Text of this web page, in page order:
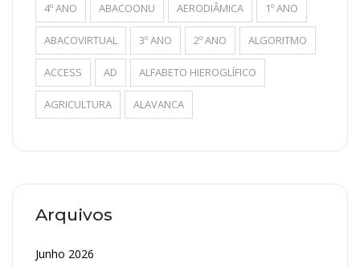
4º ANO ABACOONU AERODIÂMICA 1º ANO
ABACOVIRTUAL 3º ANO 2º ANO ALGORITMO
ACCESS AD ALFABETO HIEROGLÍFICO
AGRICULTURA ALAVANCA
Arquivos
Junho 2026